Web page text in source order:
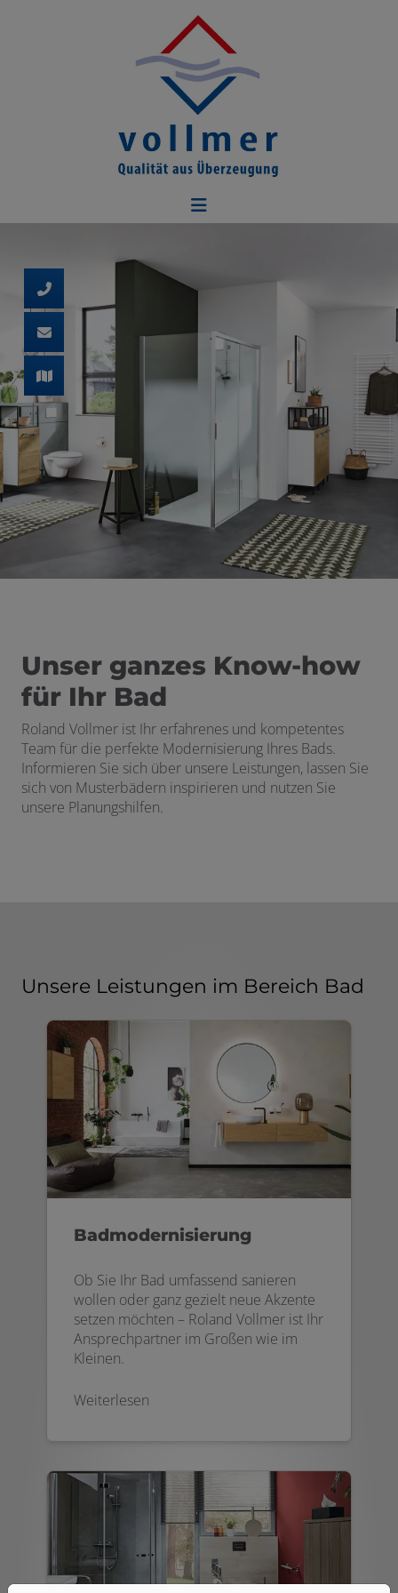
Unser ganzes Know-how
für Ihr Bad
Roland Vollmer ist Ihr erfahrenes und kompetentes
Team für die perfekte Modernisierung Ihres Bads.
Informieren Sie sich über unsere Leistungen, lassen Sie
sich von Musterbädern inspirieren und nutzen Sie
unsere Planungshilfen.
Unsere Leistungen im Bereich Bad
Badmodernisierung
Ob Sie Ihr Bad umfassend sanieren
wollen oder ganz gezielt neue Akzente
setzen möchten – Roland Vollmer ist Ihr
Ansprechpartner im Großen wie im
Kleinen.
Weiterlesen
schließen
und schließen